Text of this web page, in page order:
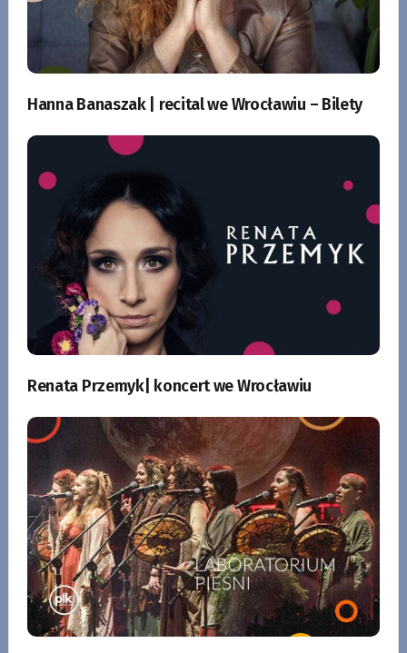
Hanna Banaszak | recital we Wrocławiu – Bilety
Renata Przemyk| koncert we Wrocławiu